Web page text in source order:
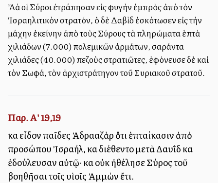
Ἄλλὰ οἱ Σύροι ἐτράπησαν εἰς φυγὴν ἐμπρὸς ἀπὸ τὸν
Ἰσραηλιτικὸν στρατόν, ὁ δὲ Δαβὶδ ἐσκότωσεν εἰς τὴν
μάχην ἐκείνην ἀπὸ τοὺς Σύρους τὰ πληρώματα ἑπτὰ
χιλιάδων (7.000) πολεμικῶν ἁρμάτων, σαράντα
χιλιάδες (40.000) πεζοὺς στρατιῶτες, ἐφόνευσε δὲ καὶ
τὸν Σωφά, τὸν ἀρχιστράτηγον τοῦ Συριακοῦ στρατοῦ.
Παρ. Α' 19,19
καὶ εἶδον παῖδες Ἀδρααζὰρ ὅτι ἑπταίκασιν ἀπὸ
προσώπου Ἰσραήλ, καὶ διέθεντο μετὰ Δαυῒδ καὶ
ἐδούλευσαν αὐτῷ· καὶ οὐκ ἠθέλησε Σύρος τοῦ
βοηθῆσαι τοῖς υἱοῖς Ἀμμὼν ἔτι.